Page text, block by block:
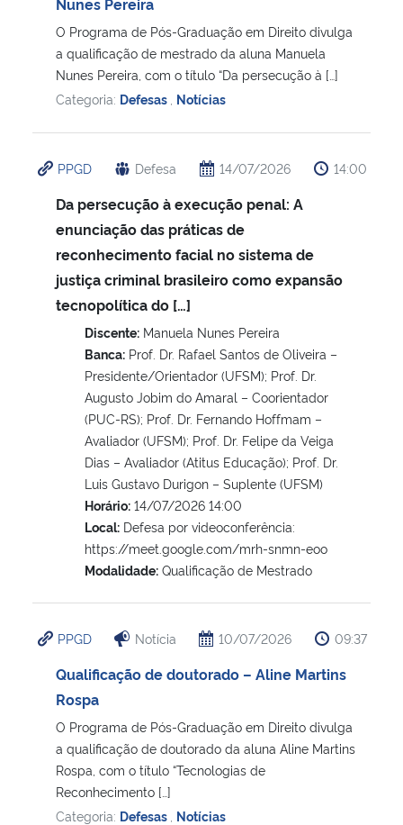
O Programa de Pós-Graduação em Direito divulga
a qualificação de mestrado da aluna Manuela
Nunes Pereira, com o título “Da persecução à […]
Categoria: Defesas Notícias
PPGD Defesa 14/07/2026 14:00
Da persecução à execução penal: A
enunciação das práticas de
reconhecimento facial no sistema de
justiça criminal brasileiro como expansão
tecnopolítica do […]
Discente: Manuela Nunes Pereira
Banca: Prof. Dr. Rafael Santos de Oliveira –
Presidente/Orientador (UFSM); Prof. Dr.
Augusto Jobim do Amaral – Coorientador
(PUC-RS); Prof. Dr. Fernando Hoffmam –
Avaliador (UFSM); Prof. Dr. Felipe da Veiga
Dias – Avaliador (Atitus Educação); Prof. Dr.
Luis Gustavo Durigon – Suplente (UFSM)
Horário: 14/07/2026 14:00
Local: Defesa por videoconferência:
https://meet.google.com/mrh-snmn-eoo
Modalidade: Qualificação de Mestrado
PPGD Notícia 10/07/2026 09:37
Qualificação de doutorado – Aline Martins
Rospa
O Programa de Pós-Graduação em Direito divulga
a qualificação de doutorado da aluna Aline Martins
Rospa, com o título “Tecnologias de
Reconhecimento […]
Categoria: Defesas Notícias